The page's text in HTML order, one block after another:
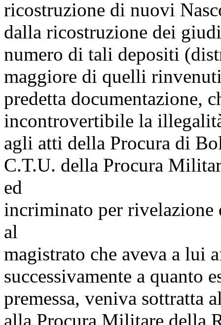
ricostruzione di nuovi
dalla ricostruzione dei
numero di tali depositi
maggiore di quelli
predetta documentazione,
incontrovertibile la
agli atti della Procura di
C.T.U. della Procura
ed
incriminato per rivelazione
al
magistrato che aveva a lui
successivamente a quanto
premessa, veniva sottratta
alla Procura Militare della